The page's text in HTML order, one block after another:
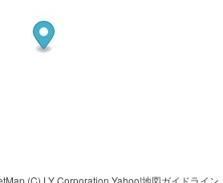
(C) LY Corporation Yahoo!地図ガイドライン